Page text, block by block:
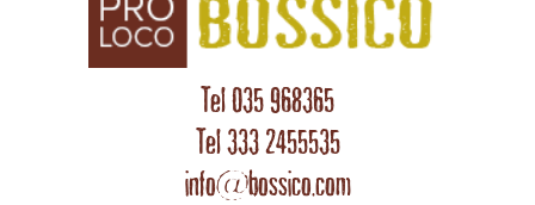
Tel 035 968365
Tel 333 2455535
info@bossico.com